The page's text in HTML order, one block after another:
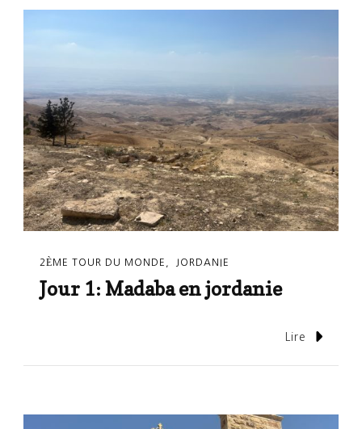
2ÈME TOUR DU MONDE JORDANIE
Jour 1: Madaba en jordanie
Lire